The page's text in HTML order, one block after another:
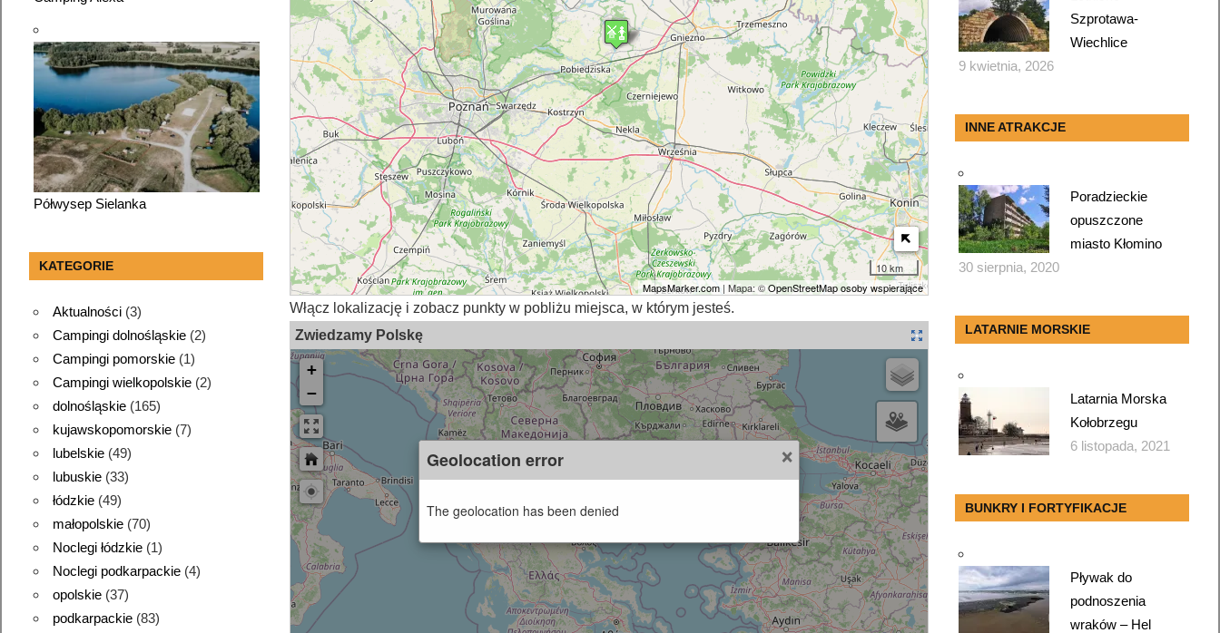
10 km
MapsMarker.com| Mapa: ©OpenStreetMap osoby wspierające
Włącz lokalizację i zobacz punkty w pobliżu miejsca, w którym jesteś.
Zwiedzamy Polskę
+
−
×
Geolocation error
The geolocation has been denied
Półwysep Sielanka
KATEGORIE
Aktualności(3)
Campingi dolnośląskie(2)
Campingi pomorskie(1)
Campingi wielkopolskie(2)
dolnośląskie(165)
kujawskopomorskie(7)
lubelskie(49)
lubuskie(33)
łódzkie(49)
małopolskie(70)
Noclegi łódzkie(1)
Noclegi podkarpackie(4)
opolskie(37)
podkarpackie(83)
Szprotawa-
Wiechlice
9 kwietnia, 2026
INNE ATRAKCJE
Poradzieckie
opuszczone
miasto Kłomino
30 sierpnia, 2020
LATARNIE MORSKIE
Latarnia Morska
Kołobrzegu
6 listopada, 2021
BUNKRY I FORTYFIKACJE
Pływak do
podnoszenia
wraków – Hel